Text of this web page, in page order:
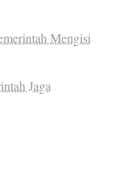
Mengisi
Jaga